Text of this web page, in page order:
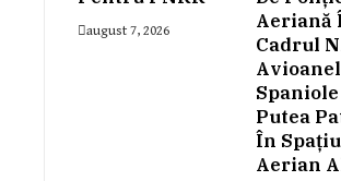
august 7, 2026
Aeriană
Cadrul
Putea
În
Aerian